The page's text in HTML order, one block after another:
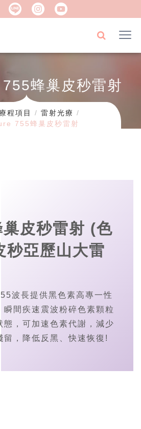
蜂巢皮秒雷射
程項目
雷射光療
755蜂巢皮秒雷射
皮秒雷射 (色
秒亞歷山大雷
波長提供黑色素高專一性
瞬間疾速震波粉碎色素顆粒
態，可加速色素代謝，減少
留，降低反黑、快速恢復!